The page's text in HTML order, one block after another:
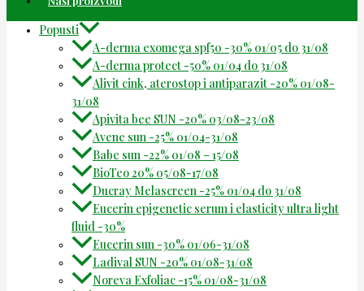
Popusti
A-derma exomega spf50 -30% 01/05 do 31/08
A-derma protect -50% 01/04 do 31/08
Alivit cink, aterostop i antiparazit -20% 01/08-
31/08
Apivita bee SUN -20% 03/08-23/08
Avene sun -25% 01/04-31/08
Babe sun -22% 01/08 – 15/08
BioTeo 20% 05/08-17/08
Ducray Melascreen -25% 01/04 do 31/08
Eucerin epigenetic serum i elasticity ultra light
fluid -30%
Eucerin sun -30% 01/06-31/08
Ladival SUN -20% 01/08-31/08
Noreva Exfoliac -15% 01/08-31/08